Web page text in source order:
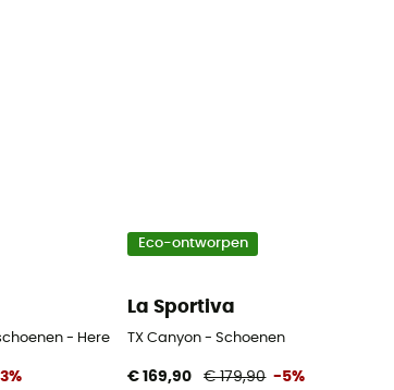
- Heren
Eco-ontworpen
La Sportiva
TX Canyon - Schoenen
€ 169,90 € 179,90 -5%